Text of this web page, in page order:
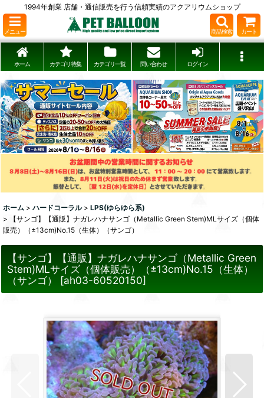
1994年創業 店舗・通信販売を行う信頼実績のアクアリウムショップ
メニュー 商品検索 カート
ホーム カテゴリ特集 カテゴリ一覧 問い合わせ ログイン
ホーム > ハードコーラル > LPS(ゆらゆら系)
>
【サンゴ】【通販】ナガレハナサンゴ（Metallic Green Stem)MLサイズ（個体
販売）（±13cm)No.15（生体）（サンゴ）
【サンゴ】【通販】ナガレハナサンゴ（Metallic Green
Stem)MLサイズ（個体販売）（±13cm)No.15（生体）
（サンゴ）
[ah03-60520150]